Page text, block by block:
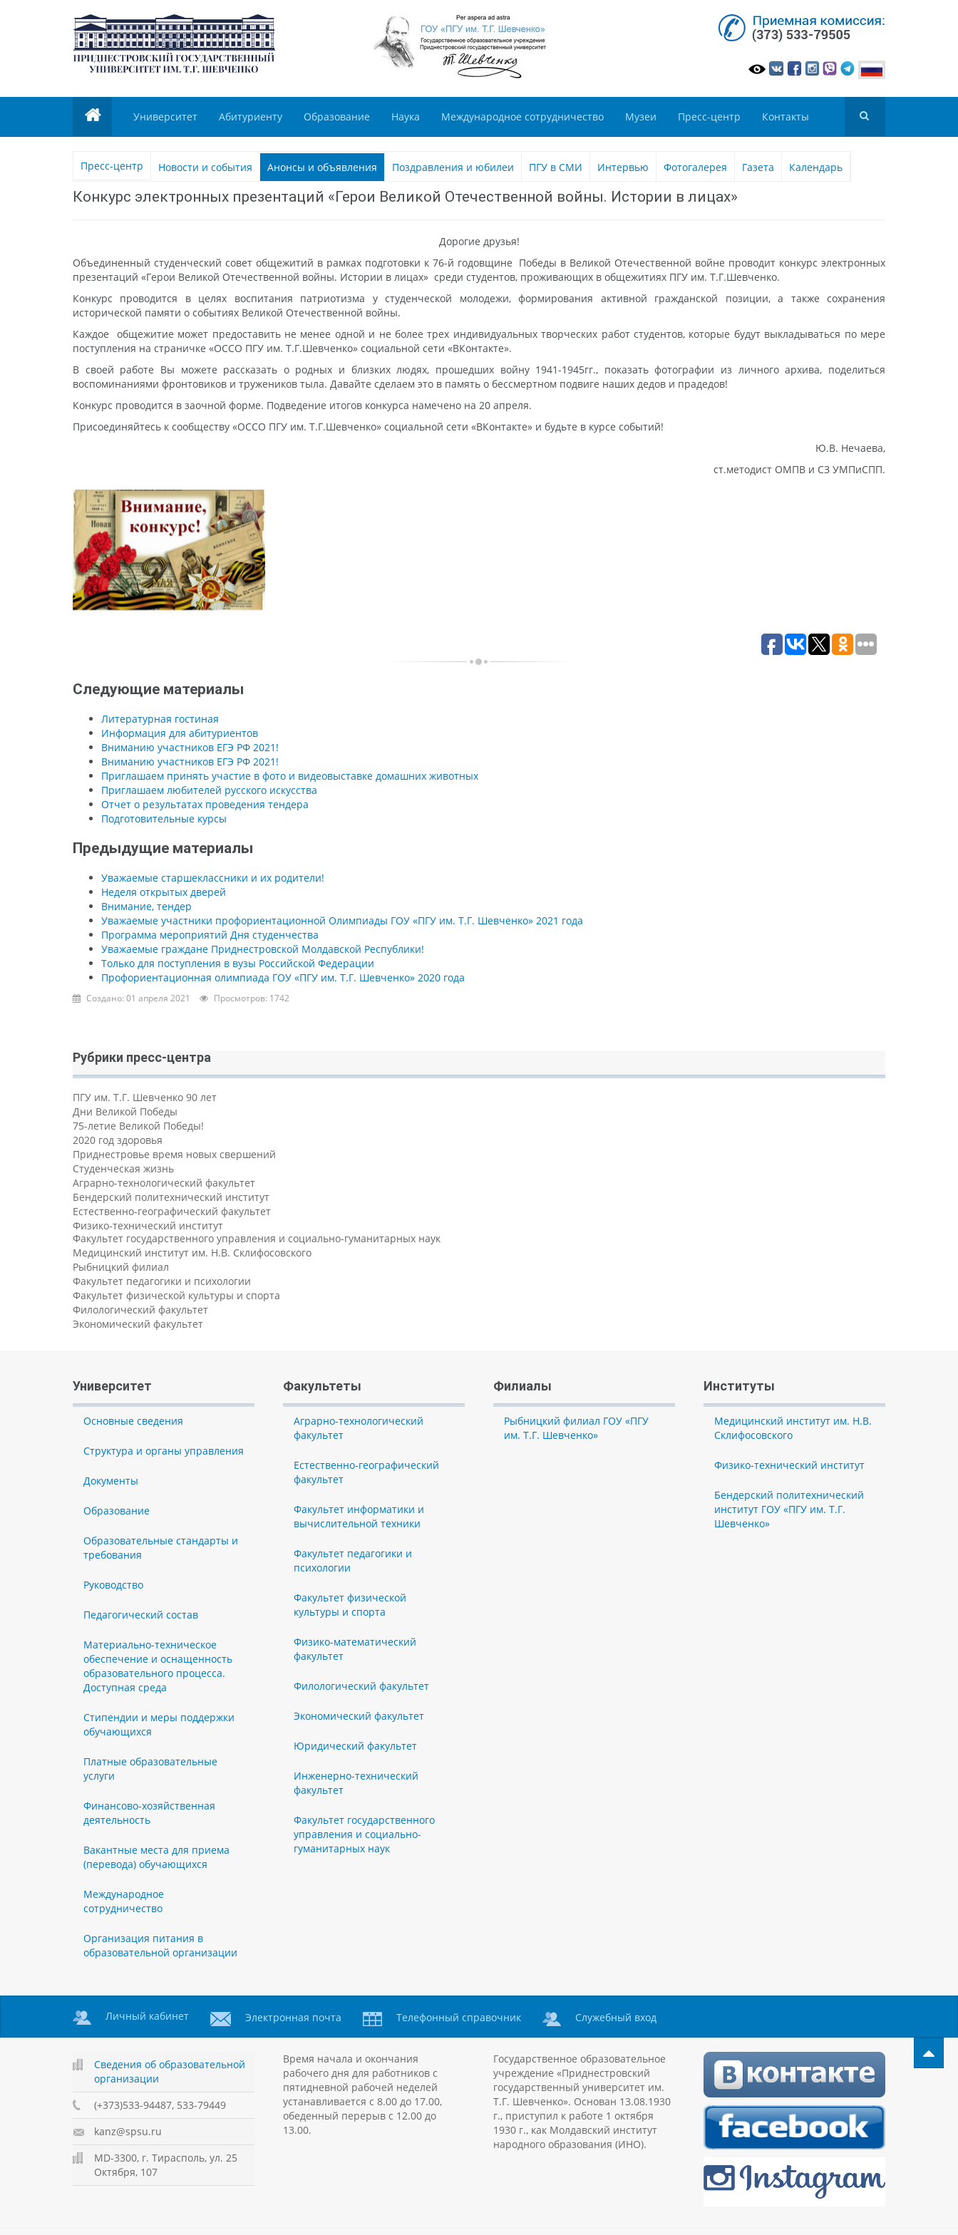
Университет Абитуриенту Образование Наука Международное сотрудничество Музеи Пресс-центр Контакты
Пресс-центр Новости и события Анонсы и объявления Поздравления и юбилеи ПГУ в СМИ Интервью Фотогалерея Газета Календарь
Конкурс электронных презентаций «Герои Великой Отечественной войны. Истории в лицах»
Дорогие друзья!
Объединенный студенческий совет общежитий в рамках подготовки к 76-й годовщине Победы в Великой Отечественной войне проводит конкурс электронных
презентаций «Герои Великой Отечественной войны. Истории в лицах» среди студентов, проживающих в общежитиях ПГУ им. Т.Г.Шевченко.
Конкурс проводится в целях воспитания патриотизма у студенческой молодежи, формирования активной гражданской позиции, а также сохранения
исторической памяти о событиях Великой Отечественной войны.
Каждое общежитие может предоставить не менее одной и не более трех индивидуальных творческих работ студентов, которые будут выкладываться по мере
поступления на страничке «ОССО ПГУ им. Т.Г.Шевченко» социальной сети «ВКонтакте».
В своей работе Вы можете рассказать о родных и близких людях, прошедших войну 1941-1945гг., показать фотографии из личного архива, поделиться
воспоминаниями фронтовиков и тружеников тыла. Давайте сделаем это в память о бессмертном подвиге наших дедов и прадедов!
Конкурс проводится в заочной форме. Подведение итогов конкурса намечено на 20 апреля.
Присоединяйтесь к сообществу «ОССО ПГУ им. Т.Г.Шевченко» социальной сети «ВКонтакте» и будьте в курсе событий!
Ю.В. Нечаева,
ст.методист ОМПВ и СЗ УМПиСПП.
Следующие материалы
Литературная гостиная
Информация для абитуриентов
Вниманию участников ЕГЭ РФ 2021!
Вниманию участников ЕГЭ РФ 2021!
Приглашаем принять участие в фото и видеовыставке домашних животных
Приглашаем любителей русского искусства
Отчет о результатах проведения тендера
Подготовительные курсы
Предыдущие материалы
Уважаемые старшеклассники и их родители!
Неделя открытых дверей
Внимание, тендер
Уважаемые участники профориентационной Олимпиады ГОУ «ПГУ им. Т.Г. Шевченко» 2021 года
Программа мероприятий Дня студенчества
Уважаемые граждане Приднестровской Молдавской Республики!
Только для поступления в вузы Российской Федерации
Профориентационная олимпиада ГОУ «ПГУ им. Т.Г. Шевченко» 2020 года
Создано: 01 апреля 2021 Просмотров: 1742
Рубрики пресс-центра
ПГУ им. Т.Г. Шевченко 90 лет
Дни Великой Победы
75-летие Великой Победы!
2020 год здоровья
Приднестровье время новых свершений
Студенческая жизнь
Аграрно-технологический факультет
Бендерский политехнический институт
Естественно-географический факультет
Физико-технический институт
Факультет государственного управления и социально-гуманитарных наук
Медицинский институт им. Н.В. Склифосовского
Рыбницкий филиал
Факультет педагогики и психологии
Факультет физической культуры и спорта
Филологический факультет
Экономический факультет
Университет
Основные сведения
Структура и органы управления
Документы
Образование
Образовательные стандарты и
требования
Руководство
Педагогический состав
Материально-техническое
обеспечение и оснащенность
образовательного процесса.
Доступная среда
Стипендии и меры поддержки
обучающихся
Платные образовательные
услуги
Финансово-хозяйственная
деятельность
Вакантные места для приема
(перевода) обучающихся
Международное
сотрудничество
Организация питания в
образовательной организации
Факультеты
Аграрно-технологический
факультет
Естественно-географический
факультет
Факультет информатики и
вычислительной техники
Факультет педагогики и
психологии
Факультет физической
культуры и спорта
Физико-математический
факультет
Филологический факультет
Экономический факультет
Юридический факультет
Инженерно-технический
факультет
Факультет государственного
управления и социально-
гуманитарных наук
Филиалы
Рыбницкий филиал ГОУ «ПГУ
им. Т.Г. Шевченко»
Институты
Медицинский институт им. Н.В.
Склифосовского
Физико-технический институт
Бендерский политехнический
институт ГОУ «ПГУ им. Т.Г.
Шевченко»
Личный кабинет Электронная почта Телефонный справочник Служебный вход
Сведения об образовательной
организации
(+373)533-94487, 533-79449
kanz@spsu.ru
MD-3300, г. Тирасполь, ул. 25
Октября, 107
Время начала и окончания
рабочего дня для работников с
пятидневной рабочей неделей
устанавливается с 8.00 до 17.00,
обеденный перерыв с 12.00 до
13.00.
Государственное образовательное
учреждение «Приднестровский
государственный университет им.
Т.Г. Шевченко». Основан 13.08.1930
г., приступил к работе 1 октября
1930 г., как Молдавский институт
народного образования (ИНО).